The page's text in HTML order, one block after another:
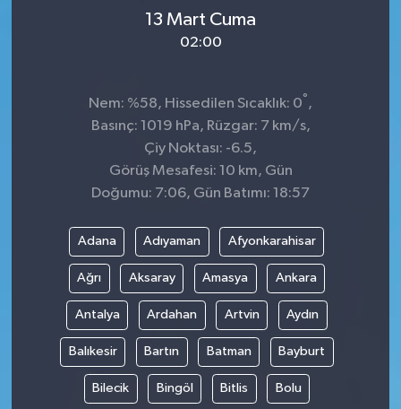
13 Mart Cuma
02:00
Nem: %58, Hissedilen Sıcaklık: 0° ,
Basınç: 1019 hPa, Rüzgar: 7 km/s,
Çiy Noktası: -6.5,
Görüş Mesafesi: 10 km, Gün
Doğumu: 7:06, Gün Batımı: 18:57
Adana Adıyaman Afyonkarahisar
Ağrı Aksaray Amasya Ankara
Antalya Ardahan Artvin Aydın
Balıkesir Bartın Batman Bayburt
Bilecik Bingöl Bitlis Bolu
Sağlık
Son Dakika
Spor
Teknoloji